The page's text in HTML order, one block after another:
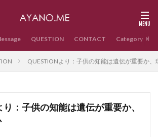
QUESTION CONTACT Category
QUESTIONより：子供の知能は遺伝が重要か、
：子供の知能は遺伝が重要か、